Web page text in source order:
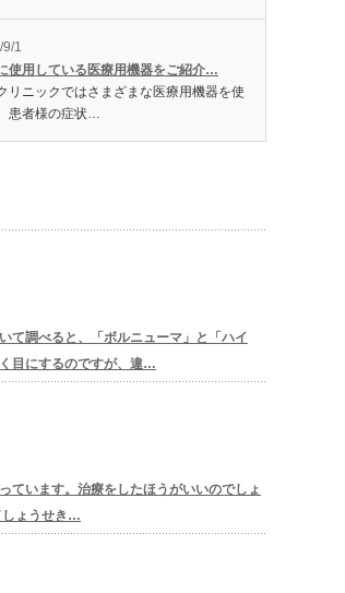
1
使用している医療用機器をご紹介…
リニックではさまざまな医療用機器を使
患者様の症状…
て調べると、「ボルニューマ」と「ハイ
目にするのですが、違…
ています。治療をしたほうがいいのでしょ
しょうせき…